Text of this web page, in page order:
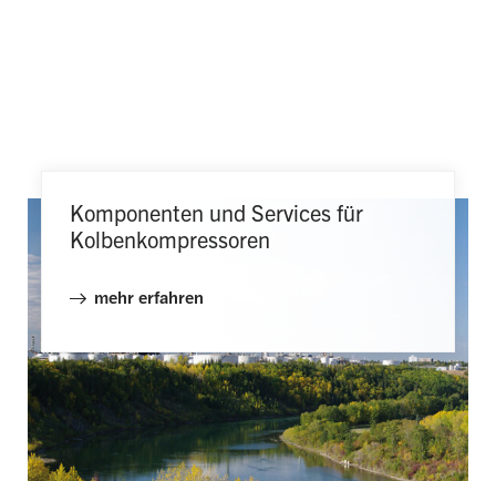
Komponenten und Services für
Kolben­kompressoren
mehr erfahren